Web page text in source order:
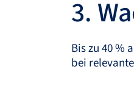
3.
Bis zu 40 %
bei